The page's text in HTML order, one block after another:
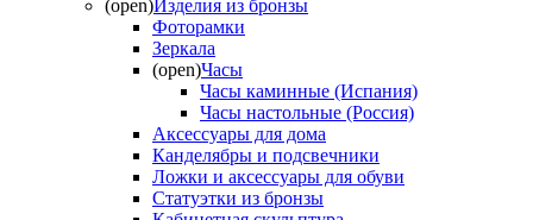
(open)Изделия из бронзы
Фоторамки
Зеркала
(open)Часы
Часы каминные (Испания)
Часы настольные (Россия)
Аксессуары для дома
Канделябры и подсвечники
Ложки и аксессуары для обуви
Статуэтки из бронзы